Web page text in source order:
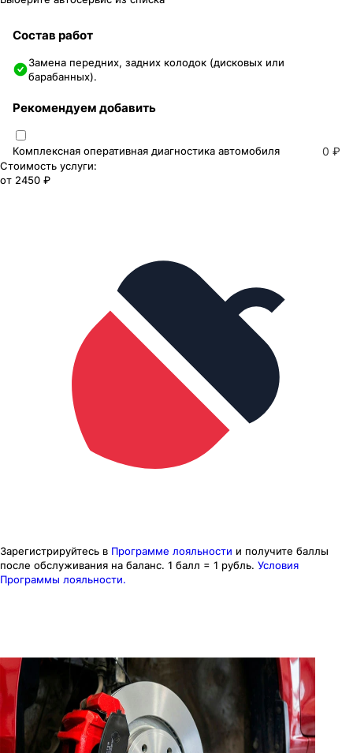
Состав работ
Замена передних, задних колодок (дисковых или
барабанных).
Рекомендуем добавить
Комплексная оперативная диагностика автомобиля 0 ₽
Стоимость услуги:
от 2450 ₽
Зарегистрируйтесь в Программе лояльности и получите баллы
после обслуживания на баланс. 1 балл = 1 рубль. Условия
Программы лояльности.